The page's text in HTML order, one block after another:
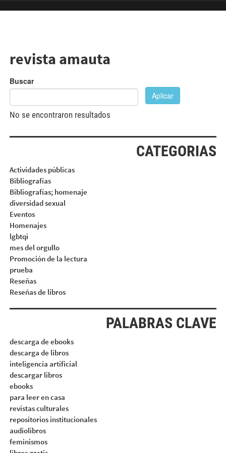
revista amauta
Buscar
Aplicar
No se encontraron resultados
CATEGORIAS
Actividades públicas
Bibliografías
Bibliografías; homenaje
diversidad sexual
Eventos
Homenajes
lgbtqi
mes del orgullo
Promoción de la lectura
prueba
Reseñas
Reseñas de libros
PALABRAS CLAVE
descarga de ebooks
descarga de libros
inteligencia artificial
descargar libros
ebooks
para leer en casa
revistas culturales
repositorios institucionales
audiolibros
feminismos